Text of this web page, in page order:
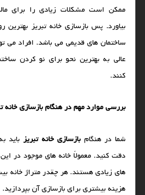
ممکن است مشکلات زیادی را برای
بیاورد. پس بازسازی خانه تبریز
ساختمان‌ های قدیمی می‌ باشد. افراد می
عالی به بهترین نحو برای نو کردن
کنند.
بررسی موارد مهم در هنگام بازسازی خانه
شما در هنگام بازسازی خانه تبریز باید
دقت کنید. معمولاً خانه‌ های موجود در
های زیادی هستند. هر چقدر متراژ خانه
هزینه بیشتری برای بازسازی آن بپردازید.